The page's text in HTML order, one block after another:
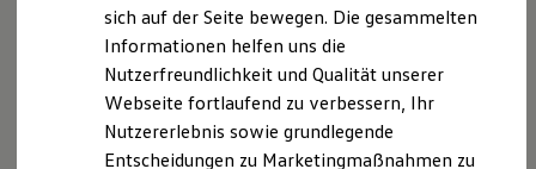
Wartungsverträge
Besitzer & Service
Reparatur & Service
Sommer-Special
Reparatur, Pflege & Inspektion
Servicetermin anfragen
Service-Vorteile bei Volkswagen Nutzfahrzeuge
ServicePlus
Produktsicherheitsinformationen
Rückrufe
Vorschriften
Händlersuche
Newsletter
VERTRAG WIDERRUFEN
sich auf der Seite bewegen. Die gesammelten
Informationen helfen uns die
Nutzerfreundlichkeit und Qualität unserer
Webseite fortlaufend zu verbessern, Ihr
Nutzererlebnis sowie grundlegende
Entscheidungen zu Marketingmaßnahmen zu